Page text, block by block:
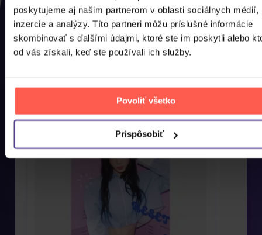
poskytujeme aj našim partnerom v oblasti sociálnych médií,
inzercie a analýzy. Títo partneri môžu príslušné informácie
skombinovať s ďalšími údajmi, ktoré ste im poskytli alebo
od vás získali, keď ste používali ich služby.
Povoliť všetko
Prispôsobiť
Rozhodli jste se nakonec pro něco jiného? Tady
najdete, co jste si u nás naposled prohlíželi, abyste si
to mohli co nejdříve pořídit domů.